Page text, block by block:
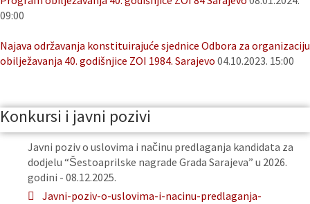
09:00
Najava održavanja konstituirajuće sjednice Odbora za organizaciju
obilježavanja 40. godišnjice ZOI 1984. Sarajevo 04.10.2023. 15:00
Konkursi i javni pozivi
Javni poziv o uslovima i načinu predlaganja kandidata za
dodjelu “Šestoaprilske nagrade Grada Sarajeva” u 2026.
godini - 08.12.2025.
Javni-poziv-o-uslovima-i-nacinu-predlaganja-